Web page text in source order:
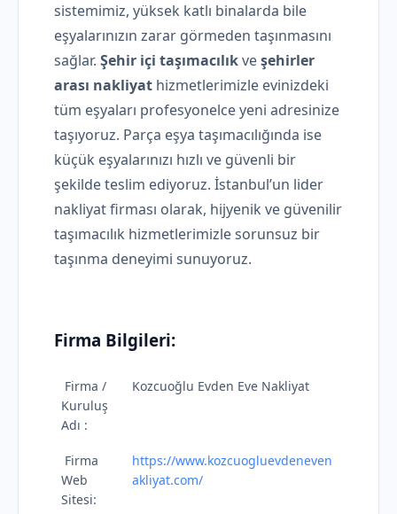
sistemimiz, yüksek katlı binalarda bile
eşyalarınızın zarar görmeden taşınmasını
sağlar. Şehir içi taşımacılıkveşehirler
arası nakliyat hizmetlerimizle evinizdeki
tüm eşyaları profesyonelce yeni adresinize
taşıyoruz. Parça eşya taşımacılığında ise
küçük eşyalarınızı hızlı ve güvenli bir
şekilde teslim ediyoruz. İstanbul’un lider
nakliyat firması olarak, hijyenik ve güvenilir
taşımacılık hizmetlerimizle sorunsuz bir
taşınma deneyimi sunuyoruz.
Firma Bilgileri:
Firma /
Kuruluş
Adı :
Kozcuoğlu Evden Eve Nakliyat
Firma
Web
Sitesi:
https://www.kozcuogluevdeneven
akliyat.com/